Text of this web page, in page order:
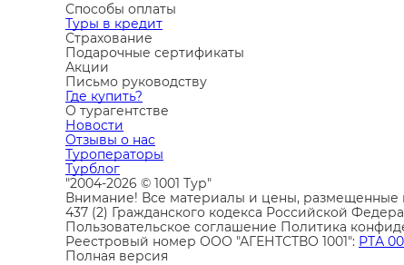
Способы оплаты
Туры в кредит
Страхование
Подарочные сертификаты
Акции
Письмо руководству
Где купить?
О турагентстве
Новости
Отзывы о нас
Туроператоры
Турблог
"2004-2026 © 1001 Тур"
Внимание! Все материалы и цены, размещенные
437 (2) Гражданского кодекса Российской
Пользовательское соглашение Политика
Реестровый номер ООО "АГЕНТСТВО 1001": РТА
Полная версия